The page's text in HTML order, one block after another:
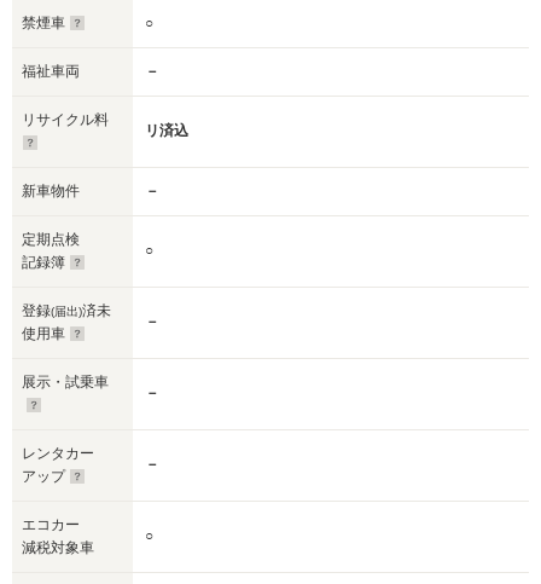
禁煙車 ○
福祉車両 －
リサイクル料
リ済込
新車物件 －
定期点検
記録簿
○
登録(届出)済未
使用車
－
展示・試乗車
－
レンタカー
アップ
－
エコカー
減税対象車
○